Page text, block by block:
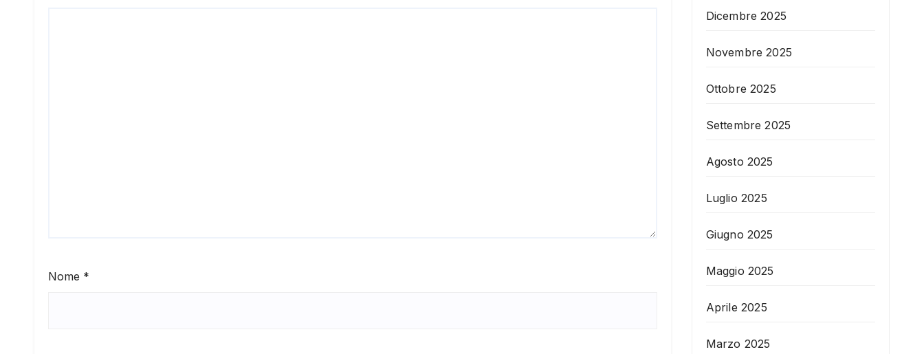
Nome *
Dicembre 2025
Novembre 2025
Ottobre 2025
Settembre 2025
Agosto 2025
Luglio 2025
Giugno 2025
Maggio 2025
Aprile 2025
Marzo 2025